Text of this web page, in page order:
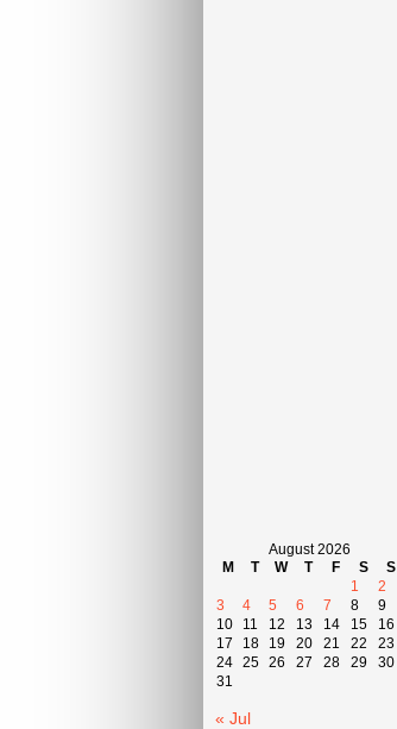
August 2026
M
T W T F S
S
1
2
3
4 5 6 7 8
9
10
11 12 13 14 15
16
17
18 19 20 21 22
23
24 25 26 27 28 29
30
31
« Jul